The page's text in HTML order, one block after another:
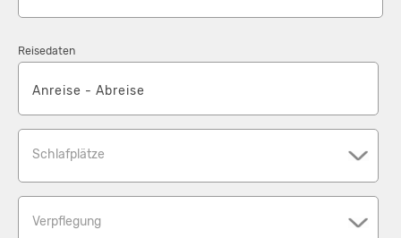
Reisedaten
Schlafplätze
Verpflegung